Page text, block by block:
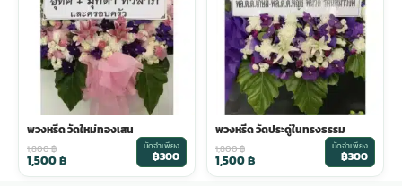
พวงหรีด วัดใหม่ทองเสน
1,800฿
1,500฿
มัดจำเพียง
฿300
พวงหรีด วัดประดู่ในทรงธรรม
1,800฿
1,500฿
มัดจำเพียง
฿300